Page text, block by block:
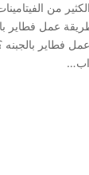
من
عمل فطاير
فطاير بالجبنه ؟